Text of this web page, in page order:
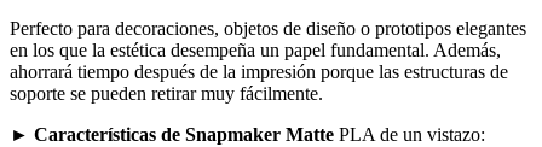
Perfecto para decoraciones, objetos de diseño o prototipos elegantes
en los que la estética desempeña un papel fundamental. Además,
ahorrará tiempo después de la impresión porque las estructuras de
soporte se pueden retirar muy fácilmente.
► Características de Snapmaker Matte PLA de un vistazo: